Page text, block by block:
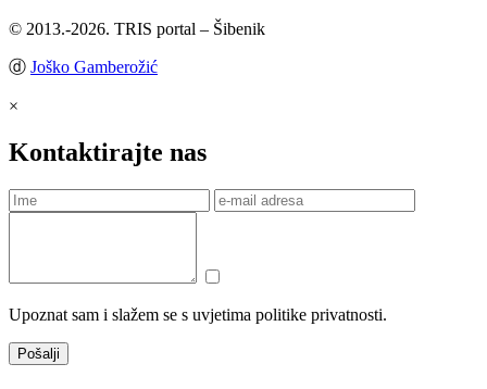
© 2013.-2026. TRIS portal – Šibenik
ⓓ Joško Gamberožić
×
Kontaktirajte nas
Upoznat sam i slažem se s uvjetima politike privatnosti.
Pošalji